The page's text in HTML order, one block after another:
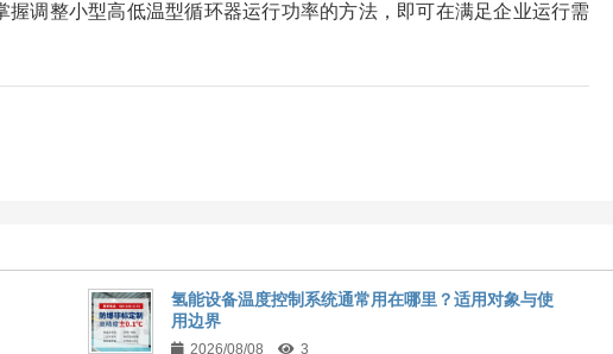
调整小型高低温型循环器运行功率的方法，即可在满足企业运行需
氢能设备温度控制系统通常用在哪里？适用对象与使
用边界
2026/08/08 3